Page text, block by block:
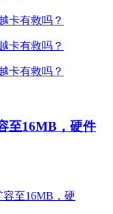
至16MB，硬件